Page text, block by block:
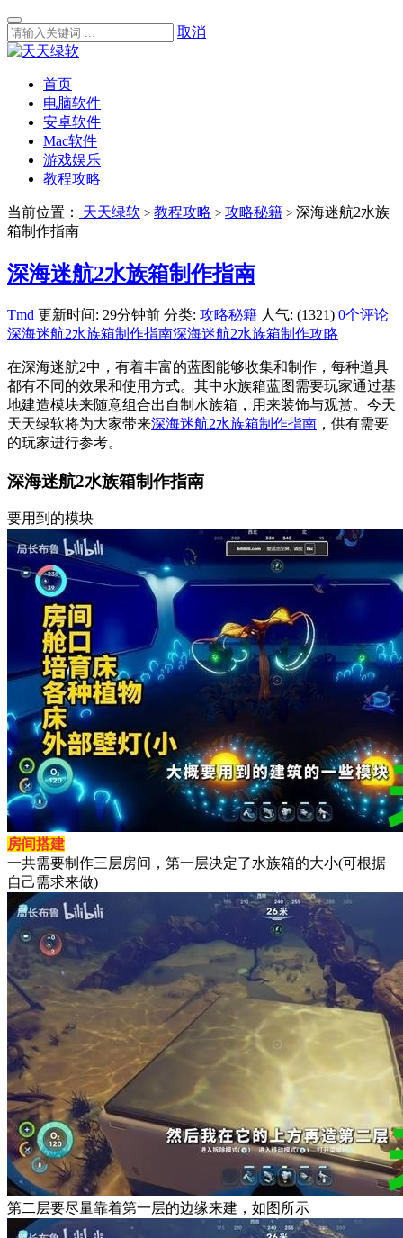
取消
首页
电脑软件
安卓软件
Mac软件
游戏娱乐
教程攻略
当前位置： 天天绿软 > 教程攻略 > 攻略秘籍 > 深海迷航2水族
箱制作指南
深海迷航2水族箱制作指南
Tmd 更新时间: 29分钟前 分类: 攻略秘籍 人气: (1321) 0个评论
深海迷航2水族箱制作指南深海迷航2水族箱制作攻略
在深海迷航2中，有着丰富的蓝图能够收集和制作，每种道具
都有不同的效果和使用方式。其中水族箱蓝图需要玩家通过基
地建造模块来随意组合出自制水族箱，用来装饰与观赏。今天
天天绿软将为大家带来深海迷航2水族箱制作指南 ，供有需要
的玩家进行参考。
深海迷航2水族箱制作指南
要用到的模块
房间搭建
一共需要制作三层房间，第一层决定了水族箱的大小(可根据
自己需求来做)
第二层要尽量靠着第一层的边缘来建，如图所示